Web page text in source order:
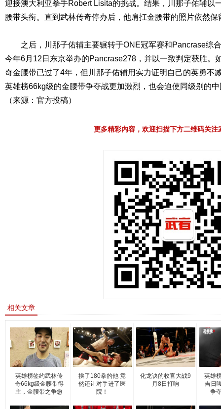
迎接澳大利亚拳手Robert Lisita的挑战。结果，川那子佑辅以
腰带头衔。直到武林传奇停办后，他肩扛金腰带的照片依然
之后，川那子佑辅主要辗转于ONE冠军赛和Pancrase综
今年6月12日东京举办的Pancrase278，并以一致判定获胜。
奇金腰带已过了4年，但川那子佑辅用实力证明自己的英勇不
英雄榜66kg级的金腰带争夺战更加激烈，也会迫使同级别的
（来源：官方投稿）
更多精彩内容，欢迎扫描下方二维码关注
相关文章
英雄榜签约武林传
奇66kg级金腰带得
主，金腰带之争愈
挨了180拳的他 竟
然还让对手进了医
院！
化龙诀的收官大战9
月8日打响
英雄
吉日
争